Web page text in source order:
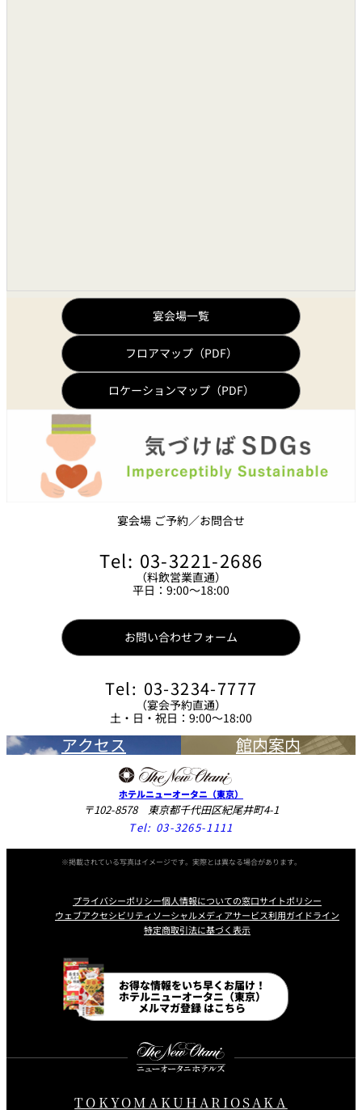
宴会場一覧
フロアマップ（PDF）
ロケーションマップ（PDF）
宴会場 ご予約／お問合せ
Tel: 03-3221-2686
（料飲営業直通）
平日：9:00～18:00
お問い合わせフォーム
Tel: 03-3234-7777
（宴会予約直通）
土・日・祝日：9:00～18:00
アクセス 館内案内
ホテルニューオータニ（東京）
〒102-8578 東京都千代田区紀尾井町4-1
Tel: 03-3265-1111
※掲載されている写真はイメージです。実際とは異なる場合があります。
プライバシーポリシー個人情報についての窓口サイトポリシー
ウェブアクセシビリティソーシャルメディアサービス利用ガイドライン
特定商取引法に基づく表示
お得な情報をいち早くお届け！
ホテルニューオータニ（東京）
メルマガ登録 はこちら
TOKYOMAKUHARIOSAKA